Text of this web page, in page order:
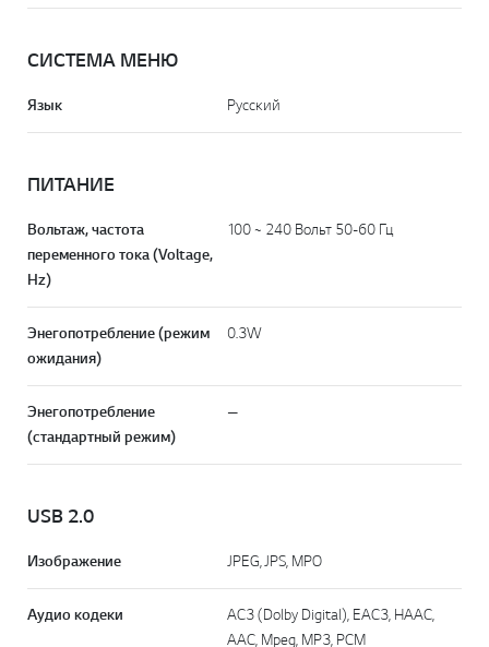
СИСТЕМА МЕНЮ
Язык Русский
ПИТАНИЕ
Вольтаж, частота
переменного тока (Voltage,
Hz)
100 ~ 240 Вольт 50-60 Гц
Энегопотребление (режим
ожидания)
0.3W
Энегопотребление
(стандартный режим)
—
USB 2.0
Изображение JPEG, JPS, MPO
Аудио кодеки
AC3 (Dolby Digital), EAC3, HAAC,
AAC, Mpeg, MP3, PCM